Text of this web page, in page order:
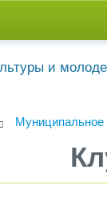
Муниципальное